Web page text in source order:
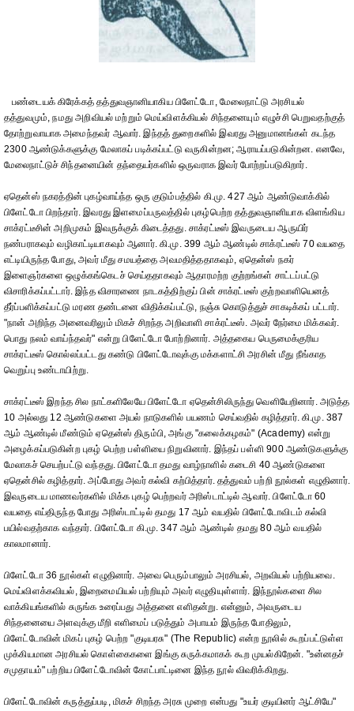
பண்டையக் கிரேக்கத் தத்துவஞானியாகிய பிளேட்டோ, மேலைநாட்டு அரசியல்
தத்துவமும், நமது அறிவியல் மற்றும் மெய்விளக்கியல் சிந்தனையும் எழுச்சி பெறுவதற்குத்
தோற்றுவாயாக அமைந்தவர் ஆவார். இந்தத் துறைகளில் இவரது அனுமானங்கள் கடந்த
2300 ஆண்டுக்களுக்கு மேலாகப் படிக்கப்பட்டு வருகின்றன; ஆராயப்படுகின்றன. எனவே,
மேலைநாட்டுச் சிந்தனையின் தந்தையர்களில் ஒருவராக இவர் போற்றப்படுகிறார்.
ஏதென்ஸ் நகரத்தின் புகழ்வாய்ந்த ஒரு குடும்பத்தில் கி.மு. 427 ஆம் ஆண்டுவாக்கில்
பிளேட்டோ பிறந்தார். இவரது இளமைப்பருவத்தில் புகழ்பெற்ற தத்துவஞானியாக விளங்கிய
சாக்ரட்டீசின் அறிமுகம் இவருக்குக் கிடைத்தது. சாக்ரட்டீஸ் இவருடைய ஆருயிர்
நண்பராகவும் வழிகாட்டியாகவும் ஆனார். கி.மு. 399 ஆம் ஆண்டில் சாக்ரட்டீஸ் 70 வயதை
எட்டியிருந்த போது, அவர் மீது சமயத்தை அவமதித்ததாகவும், ஏதென்ஸ் நகர்
இளைஞர்களை ஒழுக்கங்கெடச் செய்ததாகவும் ஆதாரமற்ற குற்றங்கள் சாட்டப்பட்டு
விசாரிக்கப்பட்டார். இந்த விசாரணை நாடகத்திற்குப் பின் சாக்ரட்டீஸ் குற்றவாளியெனத்
தீர்ப்பளிக்கப்பட்டு மரண தண்டனை விதிக்கப்பட்டு, நஞ்சு கொடுத்துச் சாகடிக்கப் பட்டார்.
"நான் அறிந்த அனைவரிலும் மிகச் சிறந்த அறிவாளி சாக்ரட்டீஸ். அவர் நேர்மை மிக்கவர்.
பொது நலம் வாய்ந்தவர்" என்று பிளேட்டோ போற்றினார். அத்தகைய பெருமைக்குரிய
சாக்ரட்டீஸ் கொல்லப்பட்டது கண்டு பிளேட்டோவுக்கு மக்களாட்சி அரசின் மீது நீங்காத
வெறுப்பு உண்டாயிற்று.
சாக்ரட்டீஸ் இறந்த சில நாட்களிலேயே பிளேட்டோ ஏதென்சிலிருந்து வெளியேறினார். அடுத்த
10 அல்லது 12 ஆண்டுகளை அயல் நாடுகளில் பயணம் செய்வதில் கழித்தார். கி.மு. 387
ஆம் ஆண்டில் மீண்டும் ஏதென்ஸ் திரும்பி, அங்கு "கலைக்கழகம்" (Academy) என்று
அழைக்கப்படுகின்ற புகழ் பெற்ற பள்ளியை நிறுவினார். இந்தப் பள்ளி 900 ஆண்டுகளுக்கு
மேலாகச் செயற்பட்டு வந்தது. பிளேட்டோ தமது வாழ்நாளில் கடைசி 40 ஆண்டுகளை
ஏதென்சில் கழித்தார். அப்போது அவர் கல்வி கற்பித்தார். தத்துவம் பற்றி நூல்கள் எழுதினார்.
இவருடைய மாணவர்களில் மிக்க புகழ் பெற்றவர் அரிஸ்டாட்டில் ஆவார். பிளேட்டோ 60
வயதை எய்திருந்த போது அரிஸ்டாட்டில் தமது 17 ஆம் வயதில் பிளேட்டோவிடம் கல்வி
பயில்வதற்காக வந்தார். பிளேட்டோ கி.மு. 347 ஆம் ஆண்டில் தமது 80 ஆம் வயதில்
காலமானார்.
பிளேட்டோ 36 நூல்கள் எழுதினார். அவை பெரும்பாலும் அரசியல், அறவியல் பற்றியவை.
மெய்விளக்கவியல், இறைமையியல் பற்றியும் அவர் எழுதியுள்ளார். இந்நூல்களை சில
வாக்கியங்களில் சுருங்க உரைப்பது அத்தனை எளிதன்று. என்னும், அவருடைய
சிந்தனையை அளவுக்கு மீறி எளிமைப் படுத்தும் அபாயம் இருந்த போதிலும்,
பிளேட்டோவின் மிகப் புகழ் பெற்ற "குடியரசு" (The Republic) என்ற நூலில் கூறப்பட்டுள்ள
முக்கியமான அரசியல் கொள்கைகளை இங்கு சுருக்கமாகக் கூற முயல்கிறேன். "உன்னதச்
சமுதாயம்" பற்றிய பிளேட்டோவின் கோட்பாட்டினை இந்த நூல் விவரிக்கிறது.
பிளேட்டோவின் கருத்துப்படி, மிகச் சிறந்த அரசு முறை என்பது "உயர் குடியினர் ஆட்சியே"